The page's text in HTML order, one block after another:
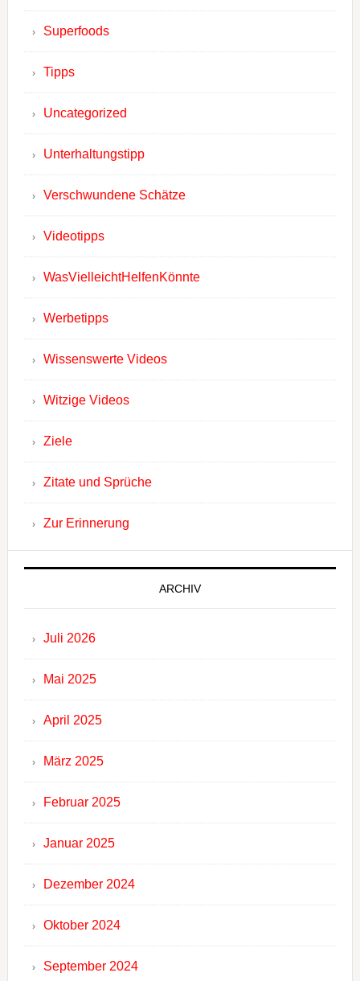
Superfoods
Tipps
Uncategorized
Unterhaltungstipp
Verschwundene Schätze
Videotipps
WasVielleichtHelfenKönnte
Werbetipps
Wissenswerte Videos
Witzige Videos
Ziele
Zitate und Sprüche
Zur Erinnerung
ARCHIV
Juli 2026
Mai 2025
April 2025
März 2025
Februar 2025
Januar 2025
Dezember 2024
Oktober 2024
September 2024